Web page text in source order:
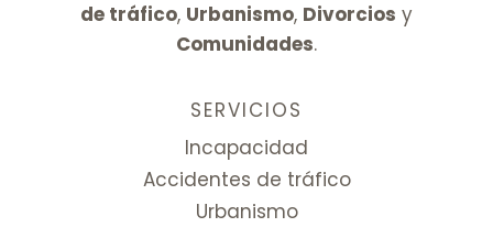
de tráfico, Urbanismo, Divorcios y
Comunidades.
SERVICIOS
Incapacidad
Accidentes de tráfico
Urbanismo